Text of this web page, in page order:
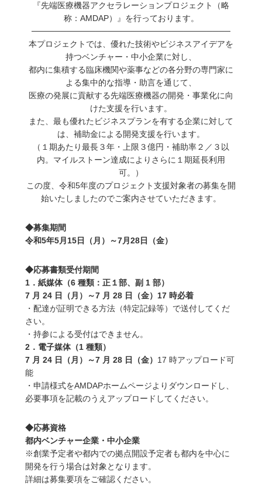
『先端医療機器アクセラレーションプロジェクト（略
称：AMDAP）』を行っております。
──────────────────────────────────
本プロジェクトでは、優れた技術やビジネスアイデアを
持つベンチャー・中小企業に対し、
都内に集積する臨床機関や薬事などの各分野の専門家に
よる集中的な指導・助言を通じて、
医療の発展に貢献する先端医療機器の開発・事業化に向
けた支援を行います。
また、最も優れたビジネスプランを有する企業に対して
は、補助金による開発支援を行います。
（１期あたり最長３年・上限３億円・補助率２／３以
内。マイルストーン達成によりさらに１期延長利用
可。）
この度、令和5年度のプロジェクト支援対象者の募集を開
始いたしましたのでご案内させていただきます。
◆募集期間
令和5年5月15日（月）～7月28日（金）
◆応募書類受付期間
1．紙媒体（6 種類：正１部、副 1 部）
7 月 24 日（月）～7 月 28 日（金）17 時必着
・配達が証明できる方法（特定記録等）で送付してくだ
さい。
・持参による受付はできません。
2．電子媒体（1 種類）
7 月 24 日（月）～7 月 28 日（金） 17 時アップロード可
能
・申請様式をAMDAPホームページよりダウンロードし、
必要事項を記載のうえアップロードしてください。
◆応募資格
都内ベンチャー企業・中小企業
※創業予定者や都内での拠点開設予定者も都内を中心に
開発を行う場合は対象となります。
詳細は募集要項をご確認ください。